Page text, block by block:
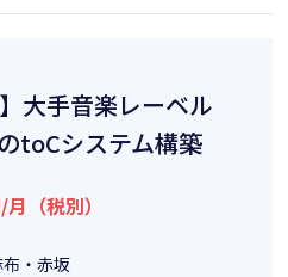
】大手音楽レーベル
toCシステム構築
月（税別）
・赤坂